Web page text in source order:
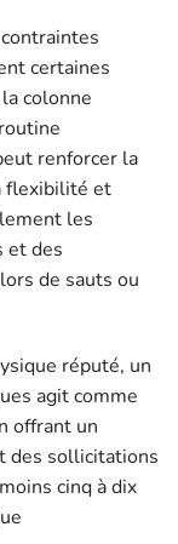
certaines
colonne
renforcer la
flexibilité et
les
et des
de sauts ou
réputé, un
agit comme
offrant un
des sollicitations
cinq à dix